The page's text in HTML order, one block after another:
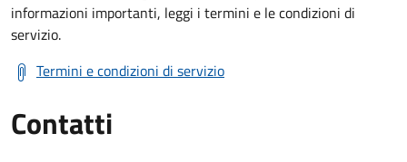
informazioni importanti, leggi i termini e le condizioni di
servizio.
Termini e condizioni di servizio
Contatti